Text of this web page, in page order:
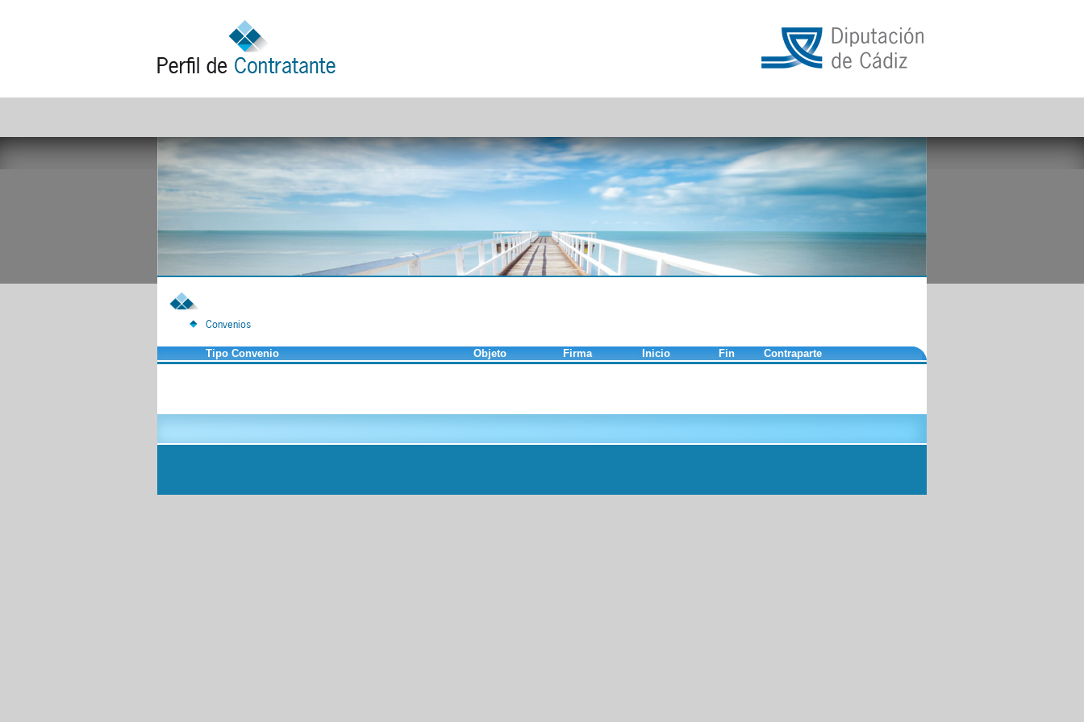
Convenios
Tipo Convenio Objeto Firma Inicio Fin Contraparte